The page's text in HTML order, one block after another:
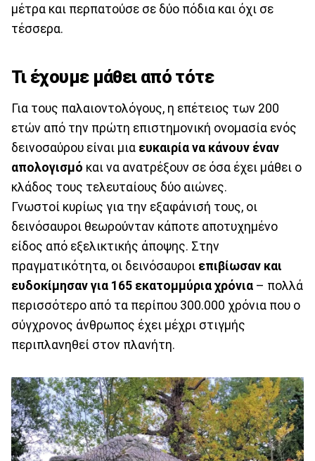
μέτρα και περπατούσε σε δύο πόδια και όχι σε
τέσσερα.
Τι έχουμε μάθει από τότε
Για τους παλαιοντολόγους, η επέτειος των 200
ετών από την πρώτη επιστημονική ονομασία ενός
δεινοσαύρου είναι μια ευκαιρία να κάνουν έναν
απολογισμό και να ανατρέξουν σε όσα έχει μάθει ο
κλάδος τους τελευταίους δύο αιώνες.
Γνωστοί κυρίως για την εξαφάνισή τους, οι
δεινόσαυροι θεωρούνταν κάποτε αποτυχημένο
είδος από εξελικτικής άποψης. Στην
πραγματικότητα, οι δεινόσαυροι επιβίωσαν και
ευδοκίμησαν για 165 εκατομμύρια χρόνια – πολλά
περισσότερο από τα περίπου 300.000 χρόνια που ο
σύγχρονος άνθρωπος έχει μέχρι στιγμής
περιπλανηθεί στον πλανήτη.